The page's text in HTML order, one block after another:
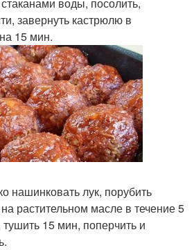
завернуть кастрюлю в
15 мин.
нашинковать лук, порубить
растительном масле в течение 5
15 мин, поперчить и